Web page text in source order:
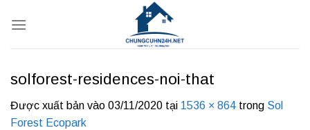
qua
solforest-residences-noi-that
Được xuất bản vào 03/11/2020 tại 1536 × 864 trong Sol
Forest Ecopark